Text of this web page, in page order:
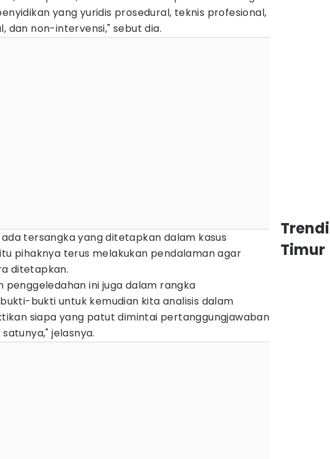
yang yuridis prosedural, teknis profesional,
dan non-intervensi," sebut dia.
ada tersangka yang ditetapkan dalam kasus
pihaknya terus melakukan pendalaman agar
ditetapkan.
penggeledahan ini juga dalam rangka
bukti untuk kemudian kita analisis dalam
siapa yang patut dimintai pertanggungjawaban
jelasnya.
Timur